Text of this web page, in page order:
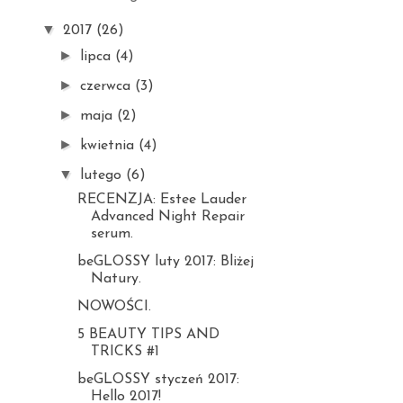
▼ 2017 (26)
► lipca (4)
►czerwca (3)
► maja (2)
► kwietnia (4)
▼ lutego (6)
RECENZJA: Estee Lauder
Advanced Night Repair
serum.
beGLOSSY luty 2017: Bliżej
Natury.
NOWOŚCI.
5 BEAUTY TIPS AND
TRICKS #1
beGLOSSY styczeń 2017:
Hello 2017!